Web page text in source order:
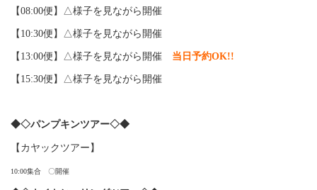
【08:00便】△様子を見ながら開催
【10:30便】△様子を見ながら開催
【13:00便】△様子を見ながら開催 当日予約OK!!
【15:30便】△様子を見ながら開催
◆◇パンプキンツアー◇◆
【カヤックツアー】
10:00集合 〇開催